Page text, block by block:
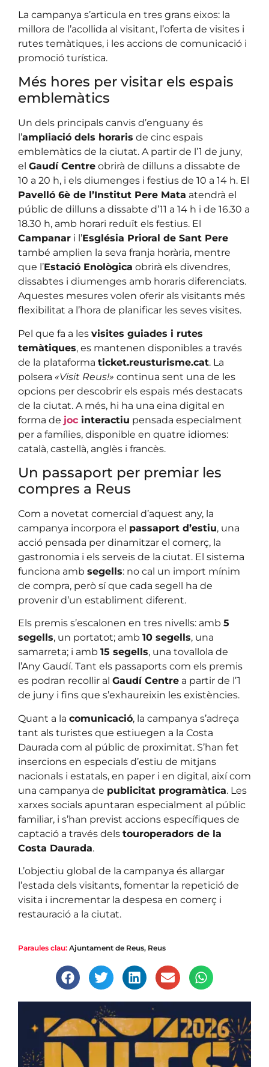
La campanya s’articula en tres grans eixos: la
millora de l’acollida al visitant, l’oferta de visites i
rutes temàtiques, i les accions de comunicació i
promoció turística.
Més hores per visitar els espais
emblemàtics
Un dels principals canvis d’enguany és
l’ampliació dels horaris de cinc espais
emblemàtics de la ciutat. A partir de l’1 de juny,
el Gaudí Centre obrirà de dilluns a dissabte de
10 a 20 h, i els diumenges i festius de 10 a 14 h. El
Pavelló 6è de l’Institut Pere Mata atendrà el
públic de dilluns a dissabte d’11 a 14 h i de 16.30 a
18.30 h, amb horari reduït els festius. El
Campanar i l’Església Prioral de Sant Pere
també amplien la seva franja horària, mentre
que l’Estació Enològica obrirà els divendres,
dissabtes i diumenges amb horaris diferenciats.
Aquestes mesures volen oferir als visitants més
flexibilitat a l’hora de planificar les seves visites.
Pel que fa a les visites guiades i rutes
temàtiques, es mantenen disponibles a través
de la plataforma ticket.reusturisme.cat. La
polsera «Visit Reus!» continua sent una de les
opcions per descobrir els espais més destacats
de la ciutat. A més, hi ha una eina digital en
forma de joc interactiu pensada especialment
per a famílies, disponible en quatre idiomes:
català, castellà, anglès i francès.
Un passaport per premiar les
compres a Reus
Com a novetat comercial d’aquest any, la
campanya incorpora el passaport d’estiu, una
acció pensada per dinamitzar el comerç, la
gastronomia i els serveis de la ciutat. El sistema
funciona amb segells: no cal un import mínim
de compra, però sí que cada segell ha de
provenir d’un establiment diferent.
Els premis s’escalonen en tres nivells: amb 5
segells, un portatot; amb 10 segells, una
samarreta; i amb 15 segells, una tovallola de
l’Any Gaudí. Tant els passaports com els premis
es podran recollir al Gaudí Centre a partir de l’1
de juny i fins que s’exhaureixin les existències.
Quant a la comunicació, la campanya s’adreça
tant als turistes que estiuegen a la Costa
Daurada com al públic de proximitat. S’han fet
insercions en especials d’estiu de mitjans
nacionals i estatals, en paper i en digital, així com
una campanya de publicitat programàtica. Les
xarxes socials apuntaran especialment al públic
familiar, i s’han previst accions específiques de
captació a través dels touroperadors de la
Costa Daurada.
L’objectiu global de la campanya és allargar
l’estada dels visitants, fomentar la repetició de
visita i incrementar la despesa en comerç i
restauració a la ciutat.
Paraules clau: Ajuntament de Reus, Reus